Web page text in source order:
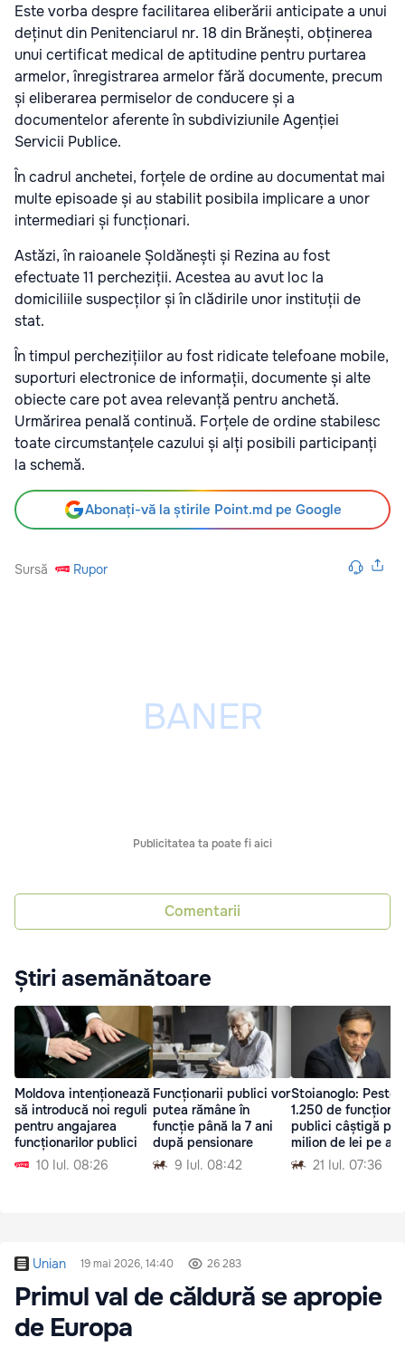
Este vorba despre facilitarea eliberării anticipate a unui
deținut din Penitenciarul nr. 18 din Brănești, obținerea
unui certificat medical de aptitudine pentru purtarea
armelor, înregistrarea armelor fără documente, precum
și eliberarea permiselor de conducere și a
documentelor aferente în subdiviziunile Agenției
Servicii Publice.
În cadrul anchetei, forțele de ordine au documentat mai
multe episoade și au stabilit posibila implicare a unor
intermediari și funcționari.
Astăzi, în raioanele Șoldănești și Rezina au fost
efectuate 11 percheziții. Acestea au avut loc la
domiciliile suspecților și în clădirile unor instituții de
stat.
În timpul perchezițiilor au fost ridicate telefoane mobile,
suporturi electronice de informații, documente și alte
obiecte care pot avea relevanță pentru anchetă.
Urmărirea penală continuă. Forțele de ordine stabilesc
toate circumstanțele cazului și alți posibili participanți
la schemă.
Abonați-vă la știrile Point.md pe Google
Sursă Rupor
Publicitatea ta poate fi aici
Comentarii
Știri asemănătoare
Moldova intenționează
să introducă noi reguli
pentru angajarea
funcționarilor publici
10 Iul. 08:26
Funcționarii publici vor
putea rămâne în
funcție până la 7 ani
după pensionare
9 Iul. 08:42
Stoianoglo: Peste
1.250 de
publici câștigă
milion de lei pe an
21 Iul. 07:36
Unian 19 mai 2026, 14:40 26 283
Primul val de căldură se apropie
de Europa